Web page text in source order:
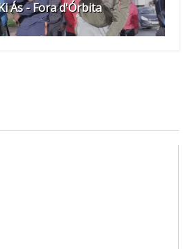
Ás - Fora d'Órbita